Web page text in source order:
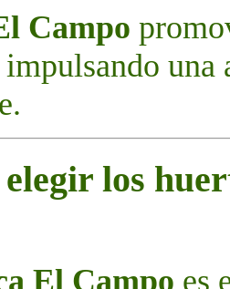
Campo
los
El Campo es